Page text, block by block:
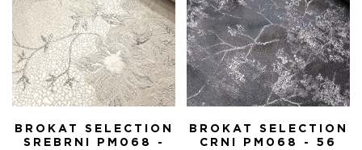
BROKAT SELECTION
SREBRNI PM068 -
BROKAT SELECTION
CRNI PM068 - 56